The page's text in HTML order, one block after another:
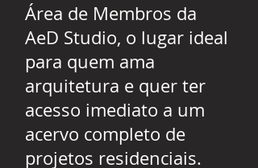
Área de Membros da
AeD Studio, o lugar ideal
para quem ama
arquitetura e quer ter
acesso imediato a um
acervo completo de
projetos residenciais.